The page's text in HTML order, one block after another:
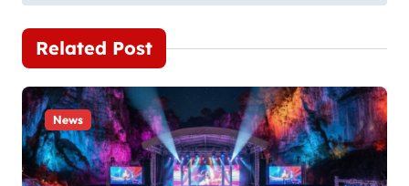
e
g
a
c
i
Related Post
News